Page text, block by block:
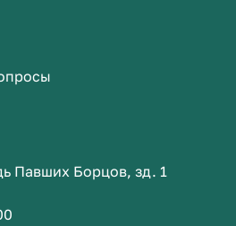
Павших Борцов, зд. 1